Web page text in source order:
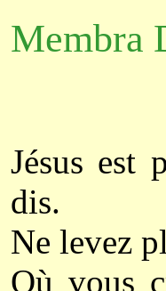
Membra
Jésus est
dis.
Ne levez
Où vous